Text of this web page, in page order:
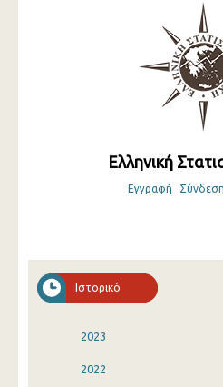
Ελληνική
Εγγραφή Σύνδεση
Ιστορικό
2023
2022